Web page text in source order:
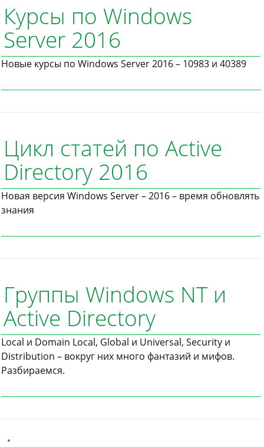
Курсы по Windows
Server 2016
Новые курсы по Windows Server 2016 – 10983 и 40389
Цикл статей по Active
Directory 2016
Новая версия Windows Server – 2016 – время обновлять
знания
Группы Windows NT и
Active Directory
Local и Domain Local, Global и Universal, Security и
Distribution – вокруг них много фантазий и мифов.
Разбираемся.